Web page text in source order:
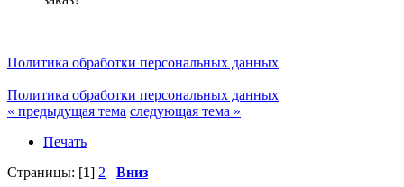
Политика обработки персональных данных
Политика обработки персональных данных
« предыдущая тема следующая тема »
Печать
Страницы: [1] 2 Вниз